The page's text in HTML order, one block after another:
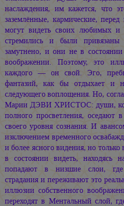
наслаждения, им кажется, что
заземлённые, кармические,
могут видеть своих любимых и
стремились и были
замутнено, и они не в
воображении. Поэтому, это
каждого — он свой. Эго,
фантазий, как бы отдыхает и
следующего воплощения. Но,
Марии ДЭВИ ХРИСТОС: души,
полного просветления, оседают
своего уровня сознания. И
изключением временного
и более ясного видения, но
в состоянии видеть, находясь
попадают в низшие слои, где
страдания и переживают это
иллюзии собственного
переходят в Ментальный слой,